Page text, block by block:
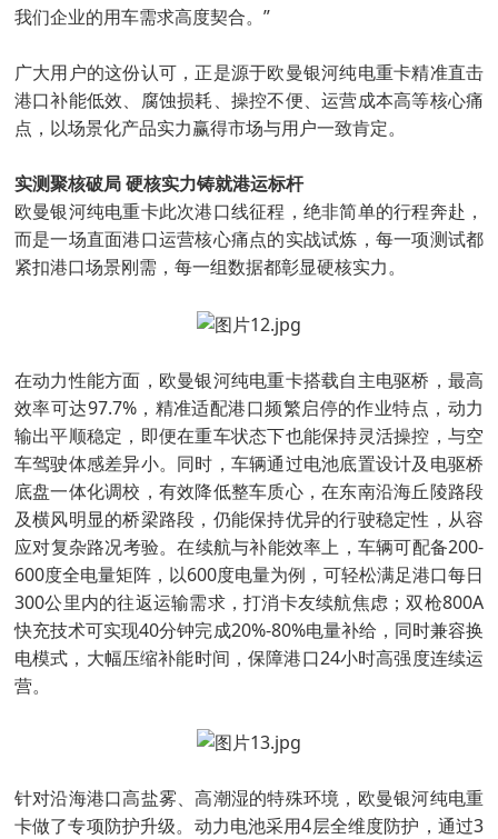
我们企业的用车需求高度契合。”
广大用户的这份认可，正是源于欧曼银河纯电重卡精准直击
港口补能低效、腐蚀损耗、操控不便、运营成本高等核心痛
点，以场景化产品实力赢得市场与用户一致肯定。
实测聚核破局 硬核实力铸就港运标杆
欧曼银河纯电重卡此次港口线征程，绝非简单的行程奔赴，
而是一场直面港口运营核心痛点的实战试炼，每一项测试都
紧扣港口场景刚需，每一组数据都彰显硬核实力。
在动力性能方面，欧曼银河纯电重卡搭载自主电驱桥，最高
效率可达97.7%，精准适配港口频繁启停的作业特点，动力
输出平顺稳定，即便在重车状态下也能保持灵活操控，与空
车驾驶体感差异小。同时，车辆通过电池底置设计及电驱桥
底盘一体化调校，有效降低整车质心，在东南沿海丘陵路段
及横风明显的桥梁路段，仍能保持优异的行驶稳定性，从容
应对复杂路况考验。在续航与补能效率上，车辆可配备200-
600度全电量矩阵，以600度电量为例，可轻松满足港口每日
300公里内的往返运输需求，打消卡友续航焦虑；双枪800A
快充技术可实现40分钟完成20%-80%电量补给，同时兼容换
电模式，大幅压缩补能时间，保障港口24小时高强度连续运
营。
针对沿海港口高盐雾、高潮湿的特殊环境，欧曼银河纯电重
卡做了专项防护升级。动力电池采用4层全维度防护，通过3